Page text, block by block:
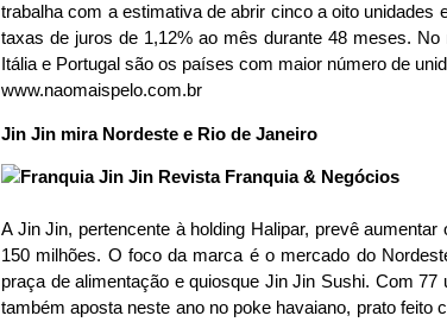
trabalha com a estimativa de abrir cinco a oito
taxas de juros de 1,12% ao mês durante 48 meses.
Itália e Portugal são os países com maior número de
www.naomaispelo.com.br
Jin Jin mira Nordeste e Rio de Janeiro
A Jin Jin, pertencente à holding Halipar, prevê
150 milhões. O foco da marca é o mercado do
praça de alimentação e quiosque Jin Jin Sushi. Com
também aposta neste ano no poke havaiano, prato